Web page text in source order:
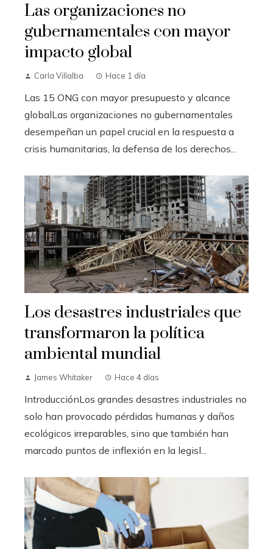
Las organizaciones no
gubernamentales con mayor
impacto global
Carla Villalba Hace 1 día
Las 15 ONG con mayor presupuesto y alcance
globalLas organizaciones no gubernamentales
desempeñan un papel crucial en la respuesta a
crisis humanitarias, la defensa de los derechos...
Los desastres industriales que
transformaron la política
ambiental mundial
James Whitaker Hace 4 días
IntroducciónLos grandes desastres industriales no
solo han provocado pérdidas humanas y daños
ecológicos irreparables, sino que también han
marcado puntos de inflexión en la legisl...